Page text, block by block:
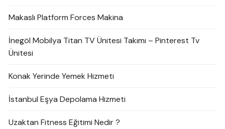
Makaslı Platform Forces Makina
İnegöl Mobilya Titan TV Ünitesi Takımı – Pinterest Tv
Ünitesi
Konak Yerinde Yemek Hizmeti
İstanbul Eşya Depolama Hizmeti
Uzaktan Fitness Eğitimi Nedir ?